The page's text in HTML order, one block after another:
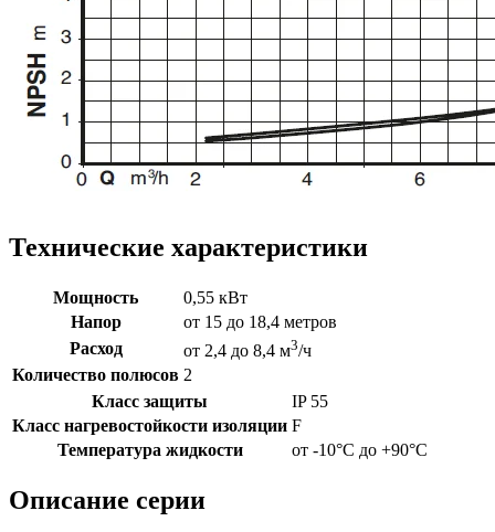
Технические характеристики
Мощность
0,55 кВт
Напор
от 15 до 18,4 метров
Расход
от 2,4 до 8,4 м3/ч
Количество полюсов 2
Класс защиты
IP 55
Класс нагревостойкости изоляции F
Температура жидкости
от -10°C до +90°C
Описание серии